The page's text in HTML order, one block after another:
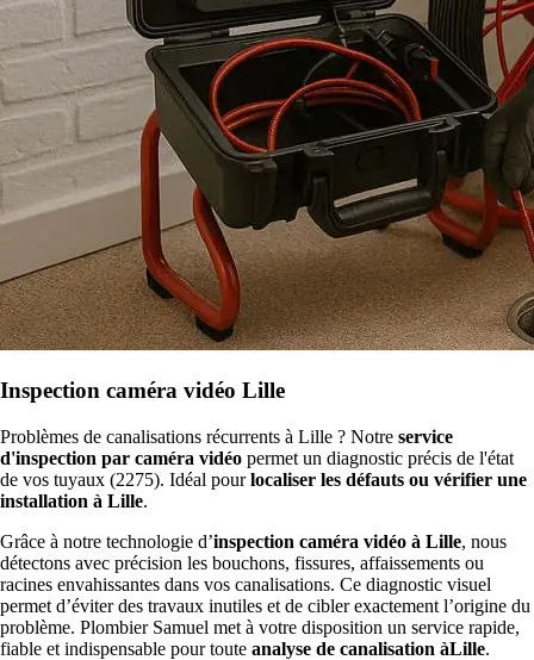
Inspection caméra vidéo Lille
Problèmes de canalisations récurrents à Lille ? Notre service
d'inspection par caméra vidéo permet un diagnostic précis de l'état
de vos tuyaux (2275). Idéal pourlocaliser les défauts ou vérifier une
installation à Lille.
Grâce à notre technologie d’inspection caméra vidéo à Lille, nous
détectons avec précision les bouchons, fissures, affaissements ou
racines envahissantes dans vos canalisations. Ce diagnostic visuel
permet d’éviter des travaux inutiles et de cibler exactement l’origine du
problème. Plombier Samuel met à votre disposition un service rapide,
fiable et indispensable pour toute analyse de canalisation àLille.